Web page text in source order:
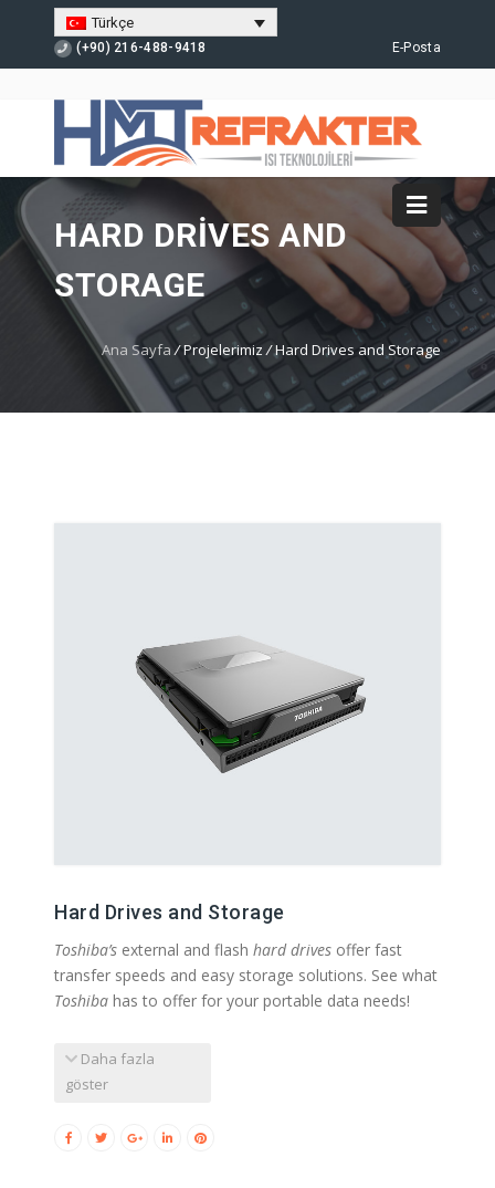
Türkçe
(+90) 216-488-9418 E-Posta
HARD DRIVES AND
STORAGE
Ana Sayfa /Projelerimiz/Hard Drives and Storage
Hard Drives and Storage
Toshiba’s external and flash hard drives offer fast
transfer speeds and easy storage solutions. See what
Toshiba has to offer for your portable data needs!
Daha fazla
göster